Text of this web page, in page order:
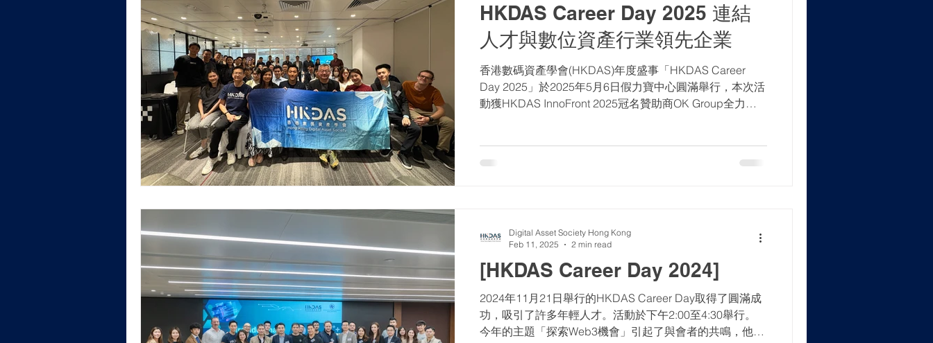
HKDAS Career Day 2025 連結
人才與數位資產行業領先企業
香港數碼資產學會(HKDAS)年度盛事「HKDAS Career
Day 2025」於2025年5月6日假力寶中心圓滿舉行，本次活
動獲HKDAS InnoFront 2025冠名贊助商OK Group全力支
[HKDAS Career Day 2024]
2024年11月21日舉行的HKDAS Career Day取得了圓滿成
功，吸引了許多年輕人才。活動於下午2:00至4:30舉行。
今年的主題「探索Web3機會」引起了與會者的共鳴，他們
Digital Asset Society Hong Kong
Feb 11, 2025
2 min read